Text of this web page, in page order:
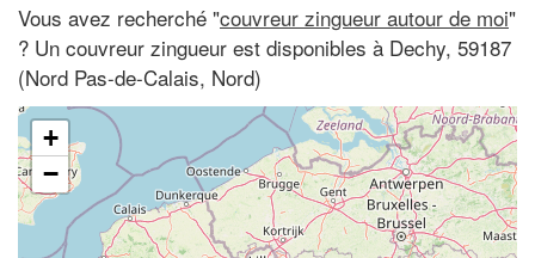
Vous avez recherché "couvreur zingueur autour de moi"
? Un couvreur zingueur est disponibles à Dechy, 59187
(Nord Pas-de-Calais, Nord)
+
−